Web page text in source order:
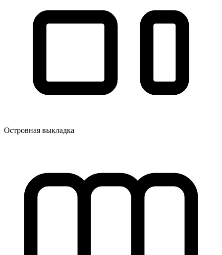
Островная выкладка